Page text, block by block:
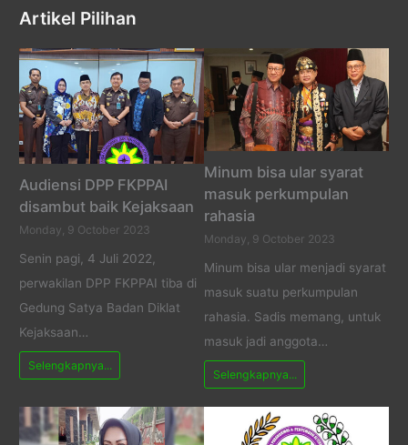
Artikel Pilihan
Audiensi DPP FKPPAI
disambut baik Kejaksaan
Monday, 9 October 2023
Senin pagi, 4 Juli 2022,
perwakilan DPP FKPPAI tiba di
Gedung Satya Badan Diklat
Kejaksaan…
Selengkapnya...
Minum bisa ular syarat
masuk perkumpulan
rahasia
Monday, 9 October 2023
Minum bisa ular menjadi syarat
masuk suatu perkumpulan
rahasia. Sadis memang, untuk
masuk jadi anggota…
Selengkapnya...